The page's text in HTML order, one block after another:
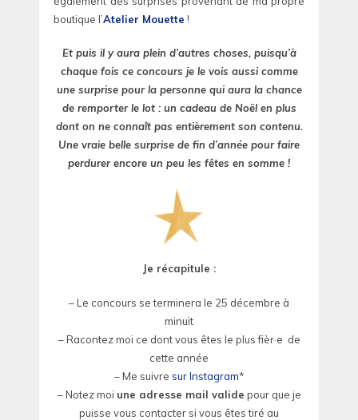
boutique l’Atelier Mouette !
Et puis il y aura plein d’autres choses, puisqu’à
chaque fois ce concours je le vois aussi comme
une surprise pour la personne qui aura la chance
de remporter le lot : un cadeau de Noël en plus
dont on ne connaît pas entièrement son contenu.
Une vraie belle surprise de fin d’année pour faire
perdurer encore un peu les fêtes en somme !
Je récapitule :
– Le concours se terminera le 25 décembre à
minuit
– Racontez moi ce dont vous êtes le plus fièr·e de
cette année
– Me suivre sur Instagram*
– Notez moi une adresse mail valide pour que je
puisse vous contacter si vous êtes tiré au